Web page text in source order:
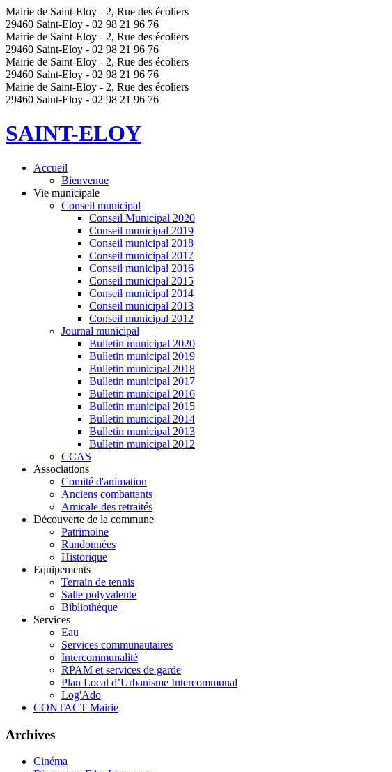
Mairie de Saint-Eloy - 2, Rue des écoliers
29460 Saint-Eloy - 02 98 21 96 76
Mairie de Saint-Eloy - 2, Rue des écoliers
29460 Saint-Eloy - 02 98 21 96 76
Mairie de Saint-Eloy - 2, Rue des écoliers
29460 Saint-Eloy - 02 98 21 96 76
Mairie de Saint-Eloy - 2, Rue des écoliers
29460 Saint-Eloy - 02 98 21 96 76
SAINT-ELOY
Accueil
Bienvenue
Vie municipale
Conseil municipal
Conseil Municipal 2020
Conseil municipal 2019
Conseil municipal 2018
Conseil municipal 2017
Conseil municipal 2016
Conseil municipal 2015
Conseil municipal 2014
Conseil municipal 2013
Conseil municipal 2012
Journal municipal
Bulletin municipal 2020
Bulletin municipal 2019
Bulletin municipal 2018
Bulletin municipal 2017
Bulletin municipal 2016
Bulletin municipal 2015
Bulletin municipal 2014
Bulletin municipal 2013
Bulletin municipal 2012
CCAS
Associations
Comité d'animation
Anciens combattants
Amicale des retraités
Découverte de la commune
Patrimoine
Randonnées
Historique
Equipements
Terrain de tennis
Salle polyvalente
Bibliothèque
Services
Eau
Services communautaires
Intercommunalité
RPAM et services de garde
Plan Local d’Urbanisme Intercommunal
Log'Ado
CONTACT Mairie
Archives
Cinéma